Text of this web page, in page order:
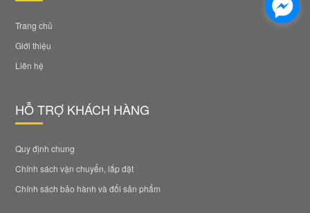
Trang chủ
Giới thiệu
Liên hệ
HỖ TRỢ KHÁCH HÀNG
Quy định chung
Chính sách vận chuyển, lắp đặt
Chính sách bảo hành và đổi sản phẩm